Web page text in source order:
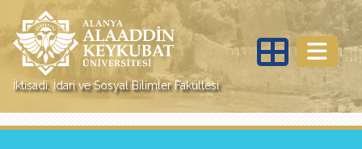
İktisadi, İdari ve Sosyal Bilimler Fakültesi